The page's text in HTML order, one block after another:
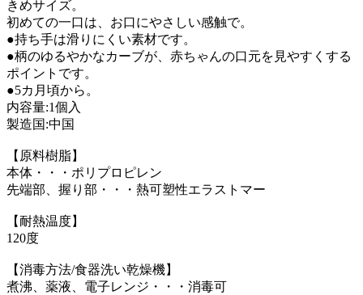
きめサイズ。
初めての一口は、お口にやさしい感触で。
●持ち手は滑りにくい素材です。
●柄のゆるやかなカーブが、赤ちゃんの口元を見やすくする
ポイントです。
●5カ月頃から。
内容量:1個入
製造国:中国
【原料樹脂】
本体・・・ポリプロピレン
先端部、握り部・・・熱可塑性エラストマー
【耐熱温度】
120度
【消毒方法/食器洗い乾燥機】
煮沸、薬液、電子レンジ・・・消毒可